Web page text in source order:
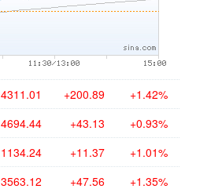
+200.89 +1.42%
4694.44 +43.13 +0.93%
1134.24 +11.37 +1.01%
3563.12 +47.56 +1.35%